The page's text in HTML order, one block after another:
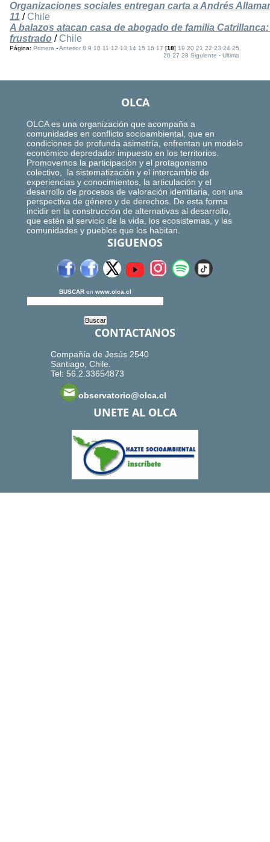
Organizaciones sociales entregan carta a Andrés
11 / Chile
A balazos atacan casa de abogado de familia
frustrado / Chile
Página:Primera -Anterior 8 9 10 11 12 13 14 15 16 17 [18]19 20 21 22 23 24 25
26 27 28 Siguiente -Ultima
OLCA
OLCA es una organización que acompaña a
comunidades en conflicto socioambiental, que en
condiciones de profunda asimetría, enfrentan un modelo
económico depredador impuesto en los territorios.
Promovemos la participación y el protagonismo
colectivo, la sistematización y el intercambio de
experiencias y conocimientos, la articulación y el
desarrollo de procesos de valoración identitaria, con una
perspectiva de género y de derechos. De esta forma
incidir en la construcción de alternativas al desarrollo,
que estén al servicio de la vida, los ecosistemas, y las
comunidades y pueblos que los habitan.
SIGUENOS
BUSCAR en www.olca.cl
CONTACTANOS
Compañía de Jesús 2540
Santiago, Chile.
Tel: 56.2.33654873
observatorio@olca.cl
UNETE AL OLCA